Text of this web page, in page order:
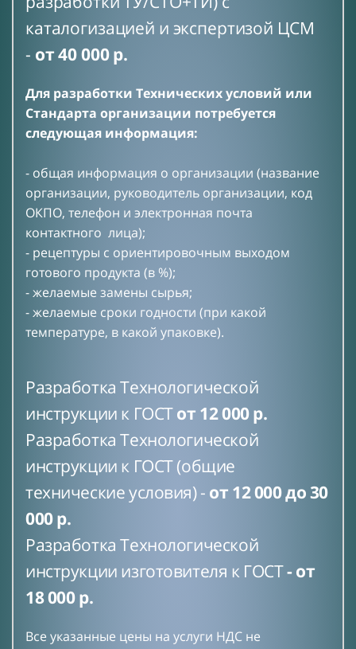
каталогизацией и экспертизой ЦСМ
- от 40 000 р.
Для разработки Технических условий или
Стандарта организации потребуется
следующая информация:
- общая информация о организации (название
организации, руководитель организации, код
ОКПО, телефон и электронная почта
контактного лица);
- рецептуры с ориентировочным выходом
готового продукта (в %);
- желаемые замены сырья;
- желаемые сроки годности (при какой
температуре, в какой упаковке).
Разработка Технологической
инструкции к ГОСТот 12 000 р.
Разработка Технологической
инструкции к ГОСТ (общие
технические условия) - от 12 000 до 30
000 р.
Разработка Технологической
инструкции изготовителя к ГОСТ- от
18 000 р.
Все указанные цены на услуги НДС не